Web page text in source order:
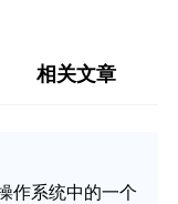
相关文章
作系统中的一个